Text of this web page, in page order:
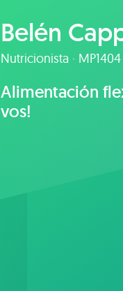
Belén
Nutricionista · MP1404
Alimentación
vos!